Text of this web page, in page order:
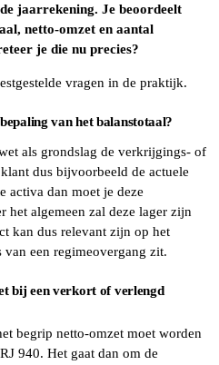
jaarrekening. Je beoordeelt
netto-omzet en aantal
je die nu precies?
vragen in de praktijk.
van het balanstotaal?
als grondslag de verkrijgings- of
dus bijvoorbeeld de actuele
activa dan moet je deze
het algemeen zal deze lager zijn
kan dus relevant zijn op het
een regimeovergang zit.
bij een verkort of verlengd
begrip netto-omzet moet worden
940. Het gaat dan om de